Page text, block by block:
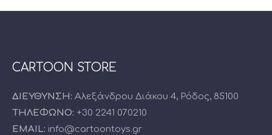
CARTOON STORE
ΔΙΕΥΘΥΝΣΗ: Αλεξάνδρου Διάκου 4, Ρόδος, 85100
ΤΗΛΕΦΩΝΟ: +30 2241 070210
EMAIL: info@cartoontoys.gr